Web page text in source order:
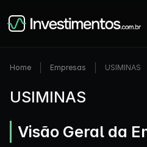
Home Empresas USIMINAS
USIMINAS
Visão Geral da